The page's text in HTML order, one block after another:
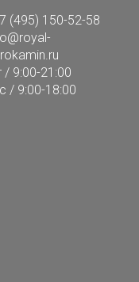
(495) 150-52-58
/ 9:00-21:00
/ 9:00-18:00